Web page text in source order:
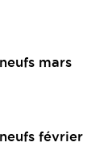
mars
février